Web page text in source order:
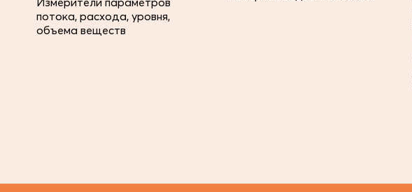
потока, расхода, уровня,
объема веществ